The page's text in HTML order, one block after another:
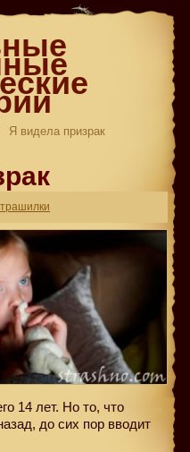
Я видела призрак
14 лет. Но то, что
до сих пор вводит